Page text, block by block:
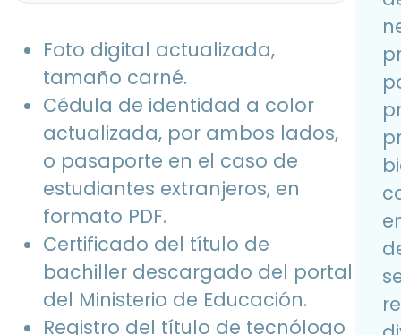
Foto digital actualizada,
tamaño carné.
Cédula de identidad a color
actualizada, por ambos lados,
o pasaporte en el caso de
estudiantes extranjeros, en
formato PDF.
Certificado del título de
bachiller descargado del portal
del Ministerio de Educación.
Registro del título de tecnólogo